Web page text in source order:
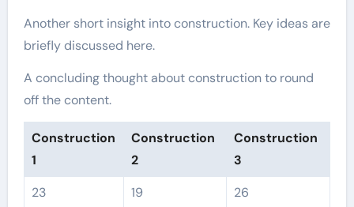
Another short insight into construction. Key ideas are
briefly discussed here.
A concluding thought about construction to round
off the content.
Construction
1
Construction
2
Construction
3
23
19
26